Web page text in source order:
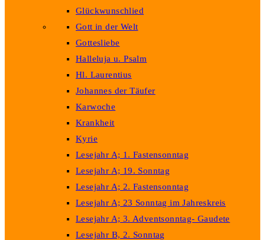
Glückwunschlied
Gott in der Welt
Gottesliebe
Halleluja u. Psalm
Hl. Laurentius
Johannes der Täufer
Karwoche
Krankheit
Kyrie
Lesejahr A; 1. Fastensonntag
Lesejahr A; 19. Sonntag
Lesejahr A; 2. Fastensonntag
Lesejahr A; 23 Sonntag im Jahreskreis
Lesejahr A; 3. Adventsonntag- Gaudete
Lesejahr B, 2. Sonntag